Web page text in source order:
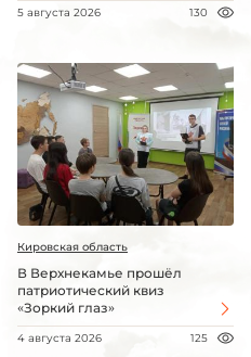
5 августа 2026 130
Кировская область
В Верхнекамье прошёл
патриотический квиз
«Зоркий глаз»
4 августа 2026 125